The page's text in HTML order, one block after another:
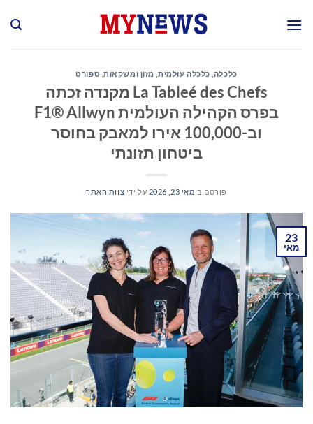
כלכלה כלכלה עולמית, מזון ומשקאות, ספורט
La Tableé des Chefs מקנדה זכתה
בפרס הקהילה העולמית F1® Allwyn
וב-100,000 אירו למאבק בחוסר
ביטחון תזונתי
פורסם ב מאי 23, 2026 על ידי צוות האתר
23
מאי